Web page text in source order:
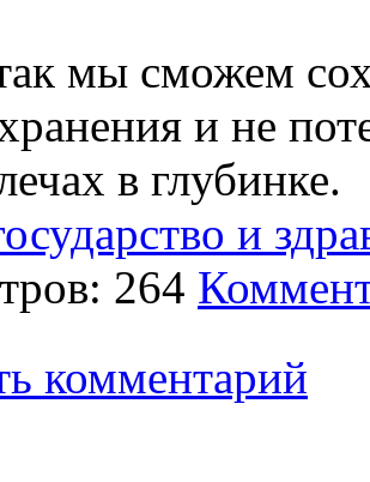
мы сможем
и не
в глубинке.
и
264
комментарий